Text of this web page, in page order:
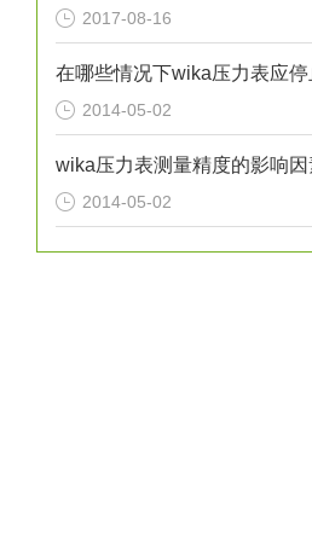
2017-08-16
在哪些情况下wika压力表应停
2014-05-02
2014-05-02